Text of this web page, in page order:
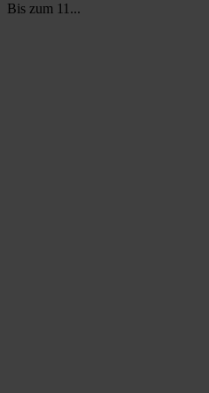
Bis zum 11...